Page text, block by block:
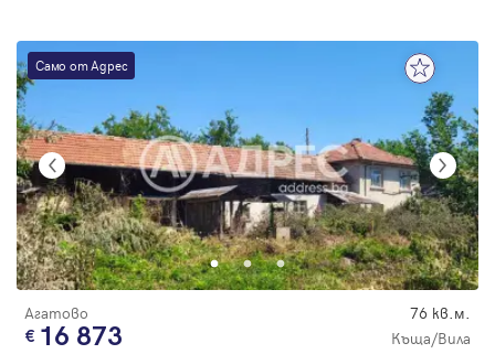
Само от Адрес
Агатово 76 кв.м.
16 873 Къща/Вила